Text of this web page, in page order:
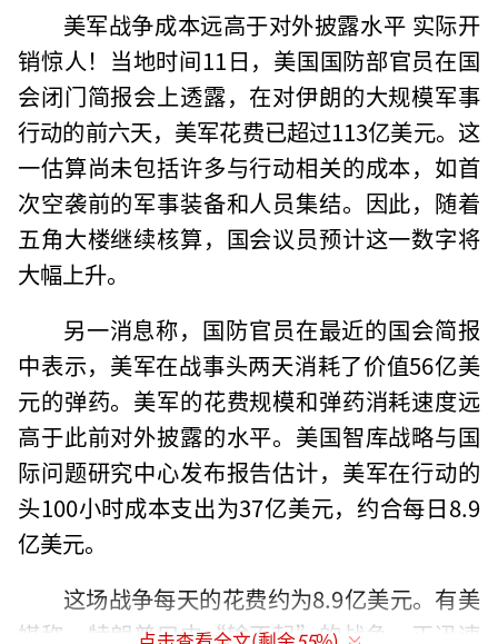
美军战争成本远高于对外披露水平 实际开
销惊人！当地时间11日，美国国防部官员在国
会闭门简报会上透露，在对伊朗的大规模军事
行动的前六天，美军花费已超过113亿美元。这
一估算尚未包括许多与行动相关的成本，如首
次空袭前的军事装备和人员集结。因此，随着
五角大楼继续核算，国会议员预计这一数字将
大幅上升。
另一消息称，国防官员在最近的国会简报
中表示，美军在战事头两天消耗了价值56亿美
元的弹药。美军的花费规模和弹药消耗速度远
高于此前对外披露的水平。美国智库战略与国
际问题研究中心发布报告估计，美军在行动的
头100小时成本支出为37亿美元，约合每日8.9
亿美元。
这场战争每天的花费约为8.9亿美元。有美
媒称，特朗普口中“输不起”的战争，正迅速